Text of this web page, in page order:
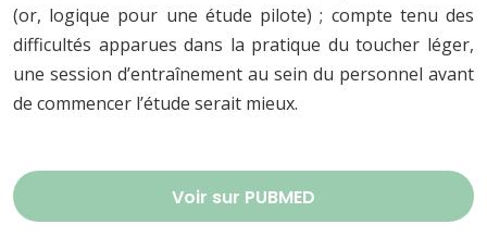
(or, logique pour une étude pilote) ; compte tenu des
difficultés apparues dans la pratique du toucher léger,
une session d’entraînement au sein du personnel avant
de commencer l’étude serait mieux.
Voir sur PUBMED